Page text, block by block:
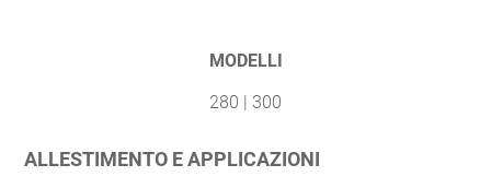
MODELLI
280 | 300
ALLESTIMENTO E APPLICAZIONI